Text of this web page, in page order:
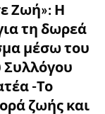
Ζωή»: Η
τη δωρεά
μέσω του
Συλλόγου
-Το
ζωής και